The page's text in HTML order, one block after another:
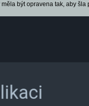
být opravena tak, aby šla